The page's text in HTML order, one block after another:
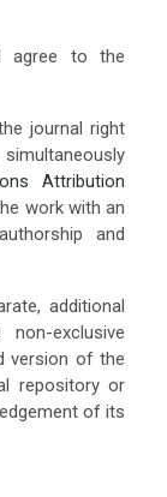
agree to the
journal right
Attribution
work with an
and
additional
exclusive
version of the
repository or
of its